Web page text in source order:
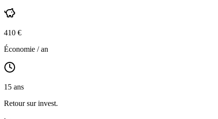
410 €
Économie / an
15 ans
Retour sur invest.